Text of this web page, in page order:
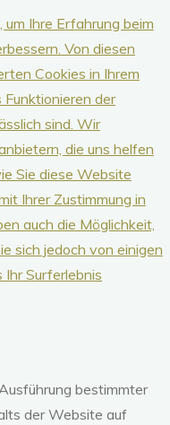
Ihre Erfahrung beim
Von diesen
Cookies in Ihrem
der
sind. Wir
die uns helfen
Sie diese Website
Ihrer Zustimmung in
auch die Möglichkeit,
sich jedoch von einigen
Ihr Surferlebnis
bestimmter
der Website auf